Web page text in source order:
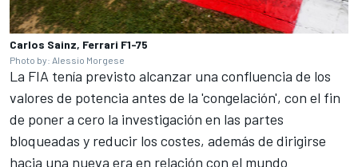
Carlos Sainz, Ferrari F1-75
Photo by: Alessio Morgese
La FIA tenía previsto alcanzar una confluencia de los
valores de potencia antes de la 'congelación', con el fin
de poner a cero la investigación en las partes
bloqueadas y reducir los costes, además de dirigirse
hacia una nueva era en relación con el mundo